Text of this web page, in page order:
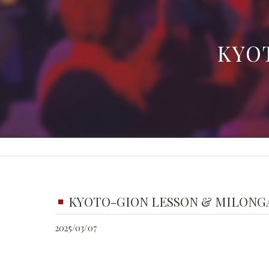
KYOTO-GION LESSON &
2025/03/07